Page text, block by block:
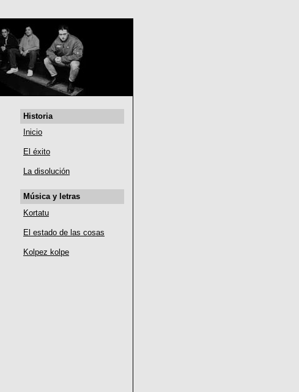
Historia
Inicio
El éxito
La disolución
Música y letras
Kortatu
El estado de las cosas
Kolpez kolpe